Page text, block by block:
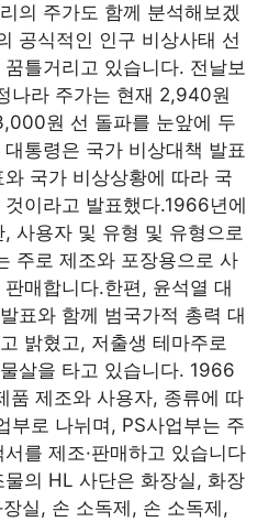
의 주가도 함께 분석해보겠
공식적인 인구 비상사태 선
틀거리고 있습니다. 전날보
나라 주가는 현재 2,940원
원 선 돌파를 눈앞에 두
통령은 국가 비상대책 발표
국가 비상상황에 따라 국
이라고 발표했다.1966년에
사용자 및 유형 및 유형으로
주로 제조와 포장용으로 사
매합니다.한편, 윤석열 대
표와 함께 범국가적 총력 대
밝혔고, 저출생 테마주로
살을 타고 있습니다. 1966
품 제조와 사용자, 종류에 따
부로 나뉘며, PS사업부는 주
를 제조·판매하고 있습니다
의 HL 사단은 화장실, 화장
실, 손 소독제, 손 소독제,